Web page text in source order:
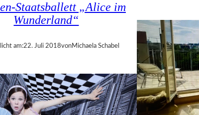
Staatsballett „Alice im
Wunderland“
am:22. Juli 2018vonMichaela Schabel